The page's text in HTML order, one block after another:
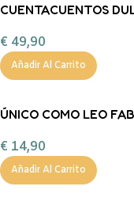
CUENTACUENTOS
€ 49,90
Añadir Al Carrito
ÚNICO COMO LEO
€ 14,90
Añadir Al Carrito